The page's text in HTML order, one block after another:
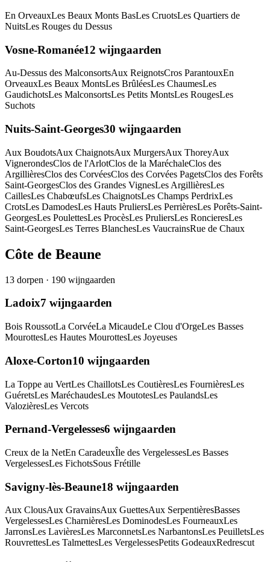
En OrveauxLes Beaux Monts BasLes CruotsLes Quartiers de
NuitsLes Rouges du Dessus
Vosne-Romanée12 wijngaarden
Au-Dessus des MalconsortsAux ReignotsCros ParantouxEn
OrveauxLes Beaux MontsLes BrûléesLes ChaumesLes
GaudichotsLes MalconsortsLes Petits MontsLes RougesLes
Suchots
Nuits-Saint-Georges30 wijngaarden
Aux BoudotsAux ChaignotsAux MurgersAux ThoreyAux
VignerondesClos de l'ArlotClos de la MaréchaleClos des
ArgillièresClos des CorvéesClos des Corvées PagetsClos des Forêts
Saint-GeorgesClos des Grandes VignesLes ArgillièresLes
CaillesLes ChabœufsLes ChaignotsLes Champs PerdrixLes
CrotsLes DamodesLes Hauts PruliersLes PerrièresLes Porêts-Saint-
GeorgesLes PoulettesLes ProcèsLes PruliersLes RoncieresLes
Saint-GeorgesLes Terres BlanchesLes VaucrainsRue de Chaux
Côte de Beaune
13 dorpen · 190 wijngaarden
Ladoix7 wijngaarden
Bois RoussotLa CorvéeLa MicaudeLe Clou d'OrgeLes Basses
MourottesLes Hautes MourottesLes Joyeuses
Aloxe-Corton10 wijngaarden
La Toppe au VertLes ChaillotsLes CoutièresLes FournièresLes
GuéretsLes MaréchaudesLes MoutotesLes PaulandsLes
ValozièresLes Vercots
Pernand-Vergelesses6 wijngaarden
Creux de la NetEn CaradeuxÎle des VergelessesLes Basses
VergelessesLes FichotsSous Frétille
Savigny-lès-Beaune18 wijngaarden
Aux ClousAux GravainsAux GuettesAux SerpentièresBasses
VergelessesLes CharnièresLes DominodesLes FourneauxLes
JarronsLes LavièresLes MarconnetsLes NarbantonsLes PeuilletsLes
RouvrettesLes TalmettesLes VergelessesPetits GodeauxRedrescut